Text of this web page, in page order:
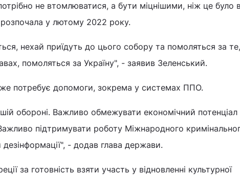
не втомлюватися, а бути міцнішими, ніж це було
у лютому 2022 року.
нехай приїдуть до цього собору та помоляться за
помоляться за Україну", - заявив Зеленський.
потребує допомоги, зокрема у системах ППО.
обороні. Важливо обмежувати економічний потенціал
підтримувати роботу Міжнародного
дезінформації", - додав глава держави.
за готовність взяти участь у відновленні культурної